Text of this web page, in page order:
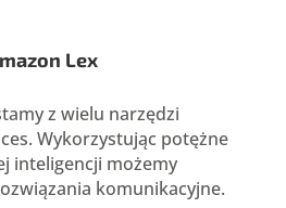
Lex
z wielu narzędzi
Wykorzystując potężne
inteligencji możemy
komunikacyjne.